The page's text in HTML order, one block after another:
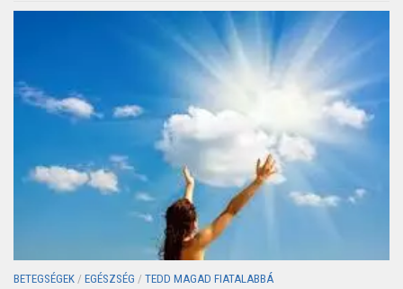
BETEGSÉGEK / EGÉSZSÉG / TEDD MAGAD FIATALABBÁ